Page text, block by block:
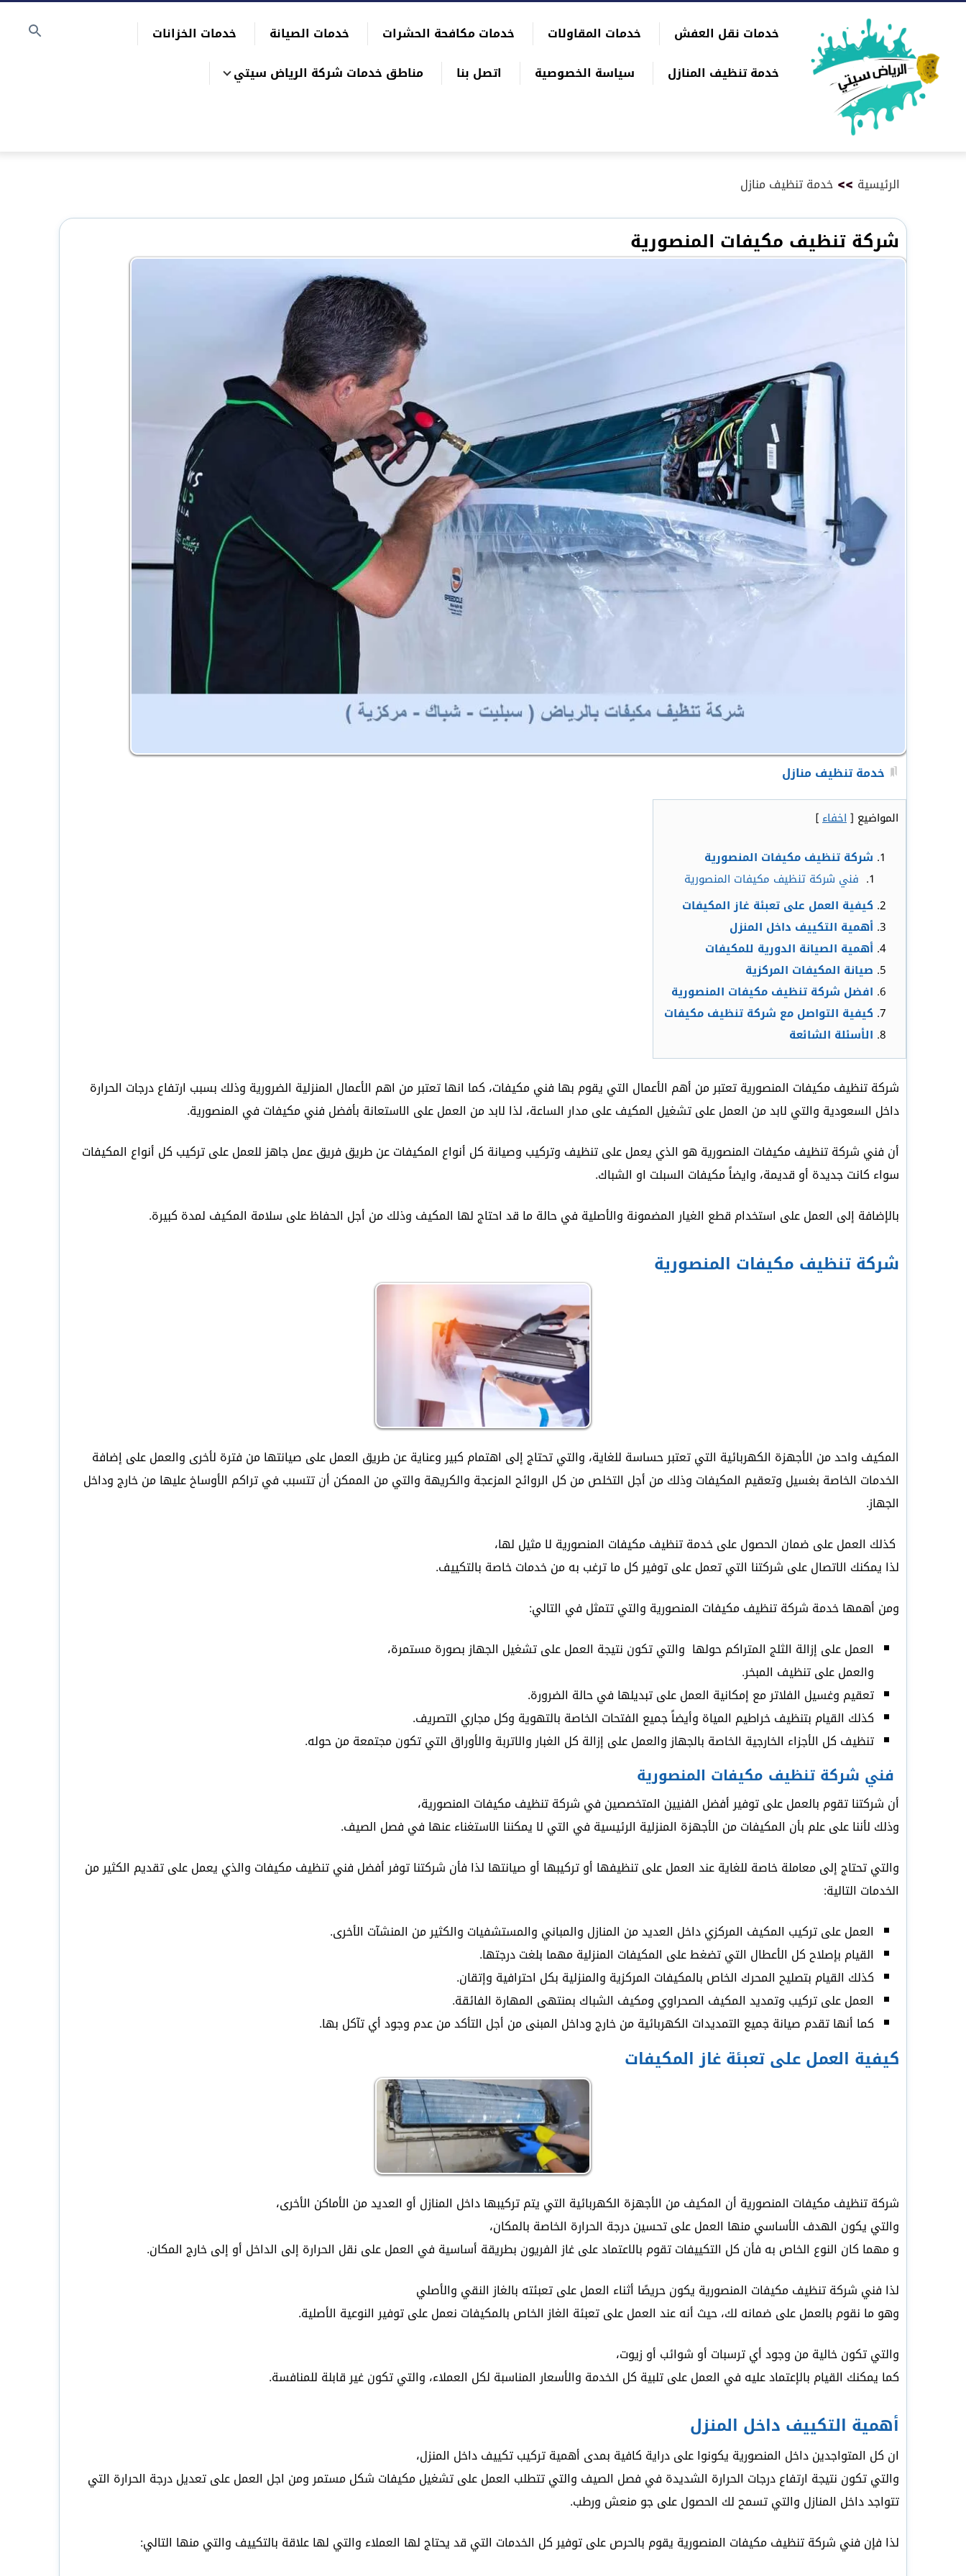
المحتوى
خدمات نقل العفش خدمات المقاولات خدمات مكافحة الحشرات خدمات الصيانة
خدمات الخزانات
خدمة تنظيف المنازل
سياسة الخصوصية اتصل بنا مناطق خدمات شركة الرياض سيتي
الرئيسية >> خدمة تنظيف منازل
شركة تنظيف مكيفات المنصورية
خدمة تنظيف منازل
المواضيع [اخفاء]
شركة تنظيف مكيفات المنصورية
فني شركة تنظيف مكيفات المنصورية
كيفية العمل على تعبئة غاز المكيفات
أهمية التكييف داخل المنزل
أهمية الصيانة الدورية للمكيفات
صيانة المكيفات المركزية
افضل شركة تنظيف مكيفات المنصورية
كيفية التواصل مع شركة تنظيف مكيفات
الأسئلة الشائعة
شركة تنظيف مكيفات المنصورية تعتبر من أهم الأعمال التي يقوم بها فني مكيفات، كما انها تعتبر من اهم الأعمال المنزلية الضرورية وذلك بسبب ارتفاع درجات الحرارة
داخل السعودية والتي لابد من العمل على تشغيل المكيف على مدار الساعة، لذا لابد من العمل على الاستعانة بأفضل فني مكيفات في المنصورية.
أن فني شركة تنظيف مكيفات المنصورية هو الذي يعمل على تنظيف وتركيب وصيانة كل أنواع المكيفات عن طريق فريق عمل جاهز للعمل على تركيب كل أنواع المكيفات
سواء كانت جديدة أو قديمة، وايضاً مكيفات السبلت او الشباك.
بالإضافة إلى العمل على استخدام قطع الغيار المضمونة والأصلية في حالة ما قد احتاج لها المكيف وذلك من أجل الحفاظ على سلامة المكيف لمدة كبيرة.
شركة تنظيف مكيفات المنصورية
المكيف واحد من الأجهزة الكهربائية التي تعتبر حساسة للغاية، والتي تحتاج إلى اهتمام كبير وعناية عن طريق العمل على صيانتها من فترة لأخرى والعمل على إضافة
الخدمات الخاصة بغسيل وتعقيم المكيفات وذلك من أجل التخلص من كل الروائح المزعجة والكريهة والتي من الممكن أن تتسبب في تراكم الأوساخ عليها من خارج وداخل
الجهاز.
كذلك العمل على ضمان الحصول على خدمة تنظيف مكيفات المنصورية لا مثيل لها،
لذا يمكنك الاتصال على شركتنا التي تعمل على توفير كل ما ترغب به من خدمات خاصة بالتكييف.
ومن أهمها خدمة شركة تنظيف مكيفات المنصورية والتي تتمثل في التالي:
العمل على إزالة الثلج المتراكم حولها والتي تكون نتيجة العمل على تشغيل الجهاز بصورة مستمرة،
والعمل على تنظيف المبخر.
تعقيم وغسيل الفلاتر مع إمكانية العمل على تبديلها في حالة الضرورة.
كذلك القيام بتنظيف خراطيم المياة وأيضاً جميع الفتحات الخاصة بالتهوية وكل مجاري التصريف.
تنظيف كل الأجزاء الخارجية الخاصة بالجهاز والعمل على إزالة كل الغبار والاتربة والأوراق التي تكون مجتمعة من حوله.
فني شركة تنظيف مكيفات المنصورية
أن شركتنا تقوم بالعمل على توفير أفضل الفنيين المتخصصين في شركة تنظيف مكيفات المنصورية،
وذلك لأننا على علم بأن المكيفات من الأجهزة المنزلية الرئيسية في التي لا يمكننا الاستغناء عنها في فصل الصيف.
والتي تحتاج إلى معاملة خاصة للغاية عند العمل على تنظيفها أو تركيبها أو صيانتها لذا فأن شركتنا توفر أفضل فني تنظيف مكيفات والذي يعمل على تقديم الكثير من
الخدمات التالية:
العمل على تركيب المكيف المركزي داخل العديد من المنازل والمباني والمستشفيات والكثير من المنشآت الأخرى.
القيام بإصلاح كل الأعطال التي تضغط على المكيفات المنزلية مهما بلغت درجتها.
كذلك القيام بتصليح المحرك الخاص بالمكيفات المركزية والمنزلية بكل احترافية وإتقان.
العمل على تركيب وتمديد المكيف الصحراوي ومكيف الشباك بمنتهى المهارة الفائقة.
كما أنها تقدم صيانة جميع التمديدات الكهربائية من خارج وداخل المبنى من أجل التأكد من عدم وجود أي تآكل بها.
كيفية العمل على تعبئة غاز المكيفات
شركة تنظيف مكيفات المنصورية أن المكيف من الأجهزة الكهربائية التي يتم تركيبها داخل المنازل أو العديد من الأماكن الأخرى،
والتي يكون الهدف الأساسي منها العمل على تحسين درجة الحرارة الخاصة بالمكان،
و مهما كان النوع الخاص به فأن كل التكييفات تقوم بالاعتماد على غاز الفريون بطريقة أساسية في العمل على نقل الحرارة إلى الداخل أو إلى خارج المكان.
لذا فني شركة تنظيف مكيفات المنصورية يكون حريصًا أثناء العمل على تعبئته بالغاز النقي والأصلي
وهو ما نقوم بالعمل على ضمانه لك، حيث أنه عند العمل على تعبئة الغاز الخاص بالمكيفات نعمل على توفير النوعية الأصلية.
والتي تكون خالية من وجود أي ترسبات أو شوائب أو زيوت،
كما يمكنك القيام بالإعتماد عليه في العمل على تلبية كل الخدمة والأسعار المناسبة لكل العملاء، والتي تكون غير قابلة للمنافسة.
أهمية التكييف داخل المنزل
ان كل المتواجدين داخل المنصورية يكونوا على دراية كافية بمدى أهمية تركيب تكييف داخل المنزل،
والتي تكون نتيجة ارتفاع درجات الحرارة الشديدة في فصل الصيف والتي تتطلب العمل على تشغيل مكيفات شكل مستمر ومن اجل العمل على تعديل درجة الحرارة التي
تتواجد داخل المنازل والتي تسمح لك الحصول على جو منعش ورطب.
لذا فإن فني شركة تنظيف مكيفات المنصورية يقوم بالحرص على توفير كل الخدمات التي قد يحتاج لها العملاء والتي لها علاقة بالتكييف والتي منها التالي: